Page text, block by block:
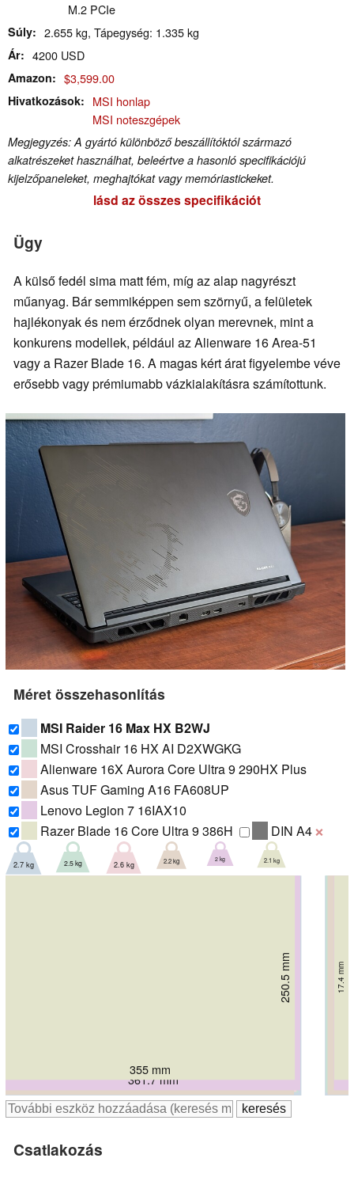
M.2 PCIe
Súly 2.655 kg, Tápegység: 1.335 kg
Ár 4200 USD
Amazon $3,599.00
Hivatkozások
MSI honlap
MSI noteszgépek
Megjegyzés: A gyártó különböző beszállítóktól származó
alkatrészeket használhat, beleértve a hasonló specifikációjú
kijelzőpaneleket, meghajtókat vagy memóriastickeket.
lásd az összes specifikációt
Ügy
A külső fedél sima matt fém, míg az alap nagyrészt
műanyag. Bár semmiképpen sem szörnyű, a felületek
hajlékonyak és nem érződnek olyan merevnek, mint a
konkurens modellek, például az Alienware 16 Area-51
vagy a Razer Blade 16. A magas kért árat figyelembe véve
erősebb vagy prémiumabb vázkialakításra számítottunk.
Méret összehasonlítás
MSI Raider 16 Max HX B2WJ
MSI Crosshair 16 HX AI D2XWGKG
Alienware 16X Aurora Core Ultra 9 290HX Plus
Asus TUF Gaming A16 FA608UP
Lenovo Legion 7 16IAX10
Razer Blade 16 Core Ultra 9 386H
DIN A4 ❌
363 mm
269.7 mm 28.9 mm
2.7 kg
359 mm
266.4 mm 27.9 mm
2.5 kg
356.98 mm
265.43 mm 23.4 mm
2.6 kg
354 mm
269 mm 25.7 mm
2.2 kg
361.7 mm
263.4 mm 17.9 mm
2 kg
355 mm
250.5 mm 17.4 mm
2.1 kg
Csatlakozás